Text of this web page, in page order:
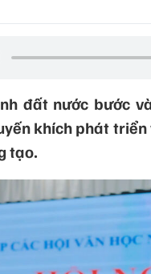
đất nước bước
khích phát
tạo.